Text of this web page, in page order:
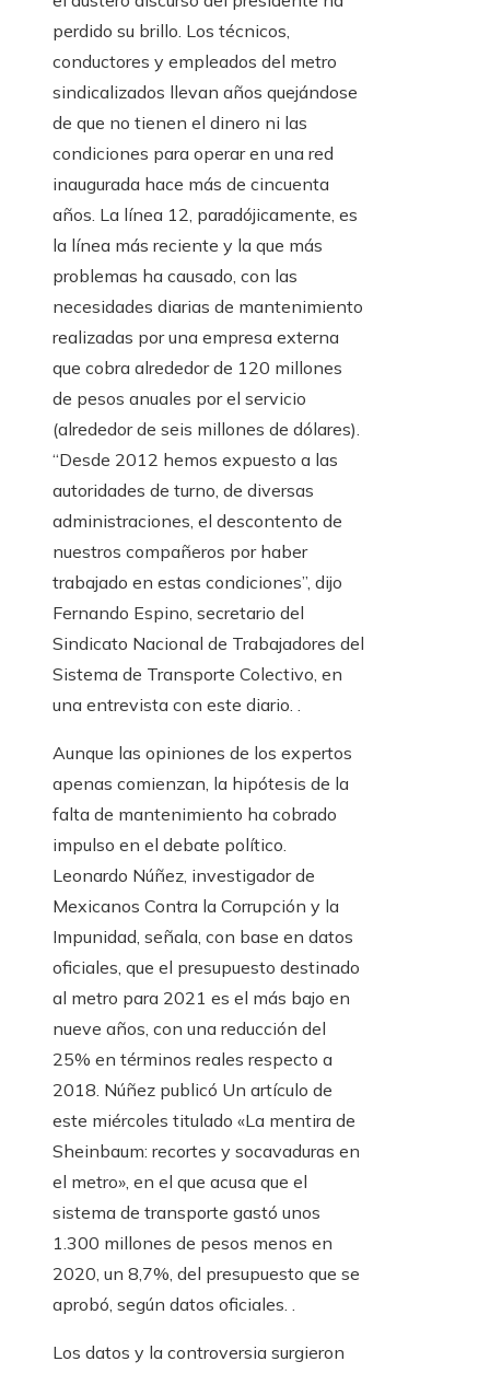
perdido su brillo. Los técnicos,
conductores y empleados del metro
sindicalizados llevan años quejándose
de que no tienen el dinero ni las
condiciones para operar en una red
inaugurada hace más de cincuenta
años. La línea 12, paradójicamente, es
la línea más reciente y la que más
problemas ha causado, con las
necesidades diarias de mantenimiento
realizadas por una empresa externa
que cobra alrededor de 120 millones
de pesos anuales por el servicio
(alrededor de seis millones de dólares).
“Desde 2012 hemos expuesto a las
autoridades de turno, de diversas
administraciones, el descontento de
nuestros compañeros por haber
trabajado en estas condiciones”, dijo
Fernando Espino, secretario del
Sindicato Nacional de Trabajadores del
Sistema de Transporte Colectivo, en
una entrevista con este diario. .
Aunque las opiniones de los expertos
apenas comienzan, la hipótesis de la
falta de mantenimiento ha cobrado
impulso en el debate político.
Leonardo Núñez, investigador de
Mexicanos Contra la Corrupción y la
Impunidad, señala, con base en datos
oficiales, que el presupuesto destinado
al metro para 2021 es el más bajo en
nueve años, con una reducción del
25% en términos reales respecto a
2018. Núñez publicó Un artículo de
este miércoles titulado «La mentira de
Sheinbaum: recortes y socavaduras en
el metro», en el que acusa que el
sistema de transporte gastó unos
1.300 millones de pesos menos en
2020, un 8,7%, del presupuesto que se
aprobó, según datos oficiales. .
Los datos y la controversia surgieron